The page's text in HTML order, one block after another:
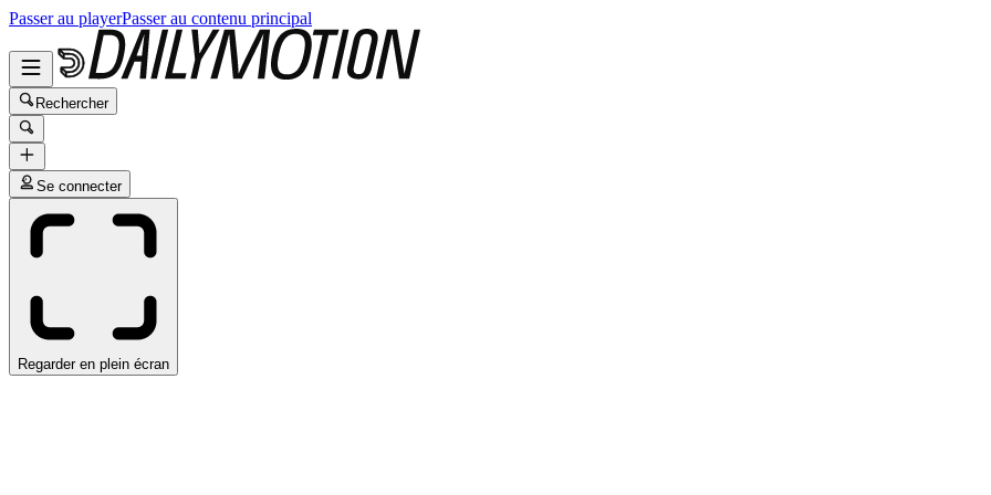
Passer au playerPasser au contenu principal
Rechercher
Se connecter
Regarder en plein écran